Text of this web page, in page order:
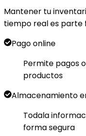
Mantener tu
tiempo real es parte
Pago online
Permite pagos
productos
Almacenamiento
Todala
forma segura